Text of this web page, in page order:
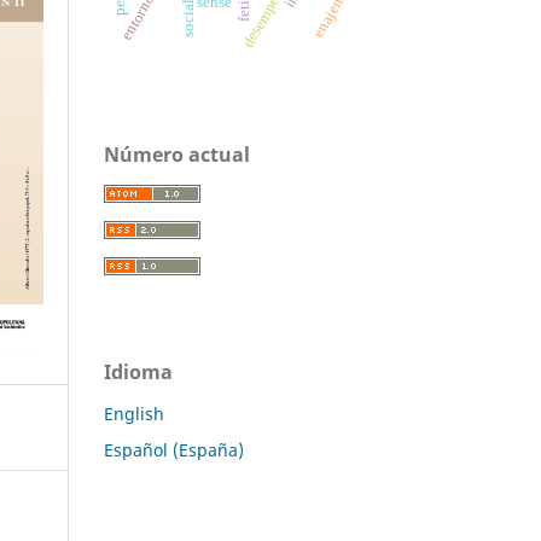
Número actual
Idioma
English
Español (España)